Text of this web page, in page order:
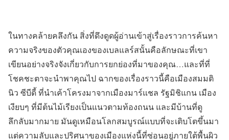
ในทางคล้ายคลึงกัน สิ่งที่ดึงดูดผู้อ่านเข้าสู่เรื่องราวการค้นหา
ความจริงของตัวคุณเองของเบลแลร์สนั้นคือลักษณะที่เขา
เขียนอย่างจริงจังเกี่ยวกับการยกย่องที่มาของคุณ…และที่ที่
โชคชะตาจะนำพาคุณไป ฉากของเรื่องราวนี้คือเมืองสมมติ
นิว ซีบีดี้ ที่นำเค้าโครงมาจากเมืองมาร์แชล รัฐมิชิแกน เมือง
เงียบๆ ที่มีต้นไม้เรียงเป็นแนวตามท้องถนน และมีบ้านที่ดู
ลึกลับมากมาย มันดูเหมือนโลกสมบูรณ์แบบที่จะเติบโตขึ้นมา
แต่ความลับและปริศนาของเมืองแห่งนี้ที่ซ่อนอยู่ภายใต้พื้นผิว